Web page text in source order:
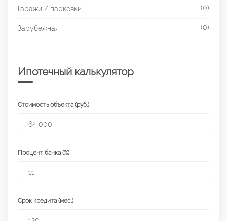
Гаражи / парковки (0)
Зарубежная (0)
Ипотечный калькулятор
Стоимость объекта (руб.)
Процент банка (%)
Срок кредита (мес.)